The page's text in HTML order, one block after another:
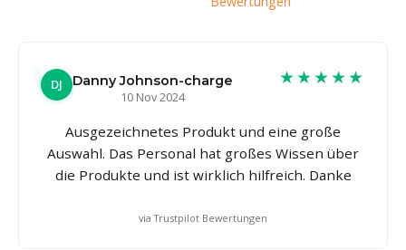
DJ
Danny Johnson-charge
10 Nov 2024
★★★★★
Ausgezeichnetes Produkt und eine große
Auswahl. Das Personal hat großes Wissen über
die Produkte und ist wirklich hilfreich. Danke
via Trustpilot Bewertungen